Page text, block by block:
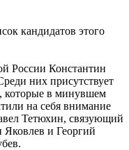
кандидатов этого
России Константин
них присутствует
которые в минувшем
на себя внимание
Тетюхин, связующий
и Георгий